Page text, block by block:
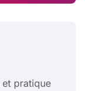
et pratique